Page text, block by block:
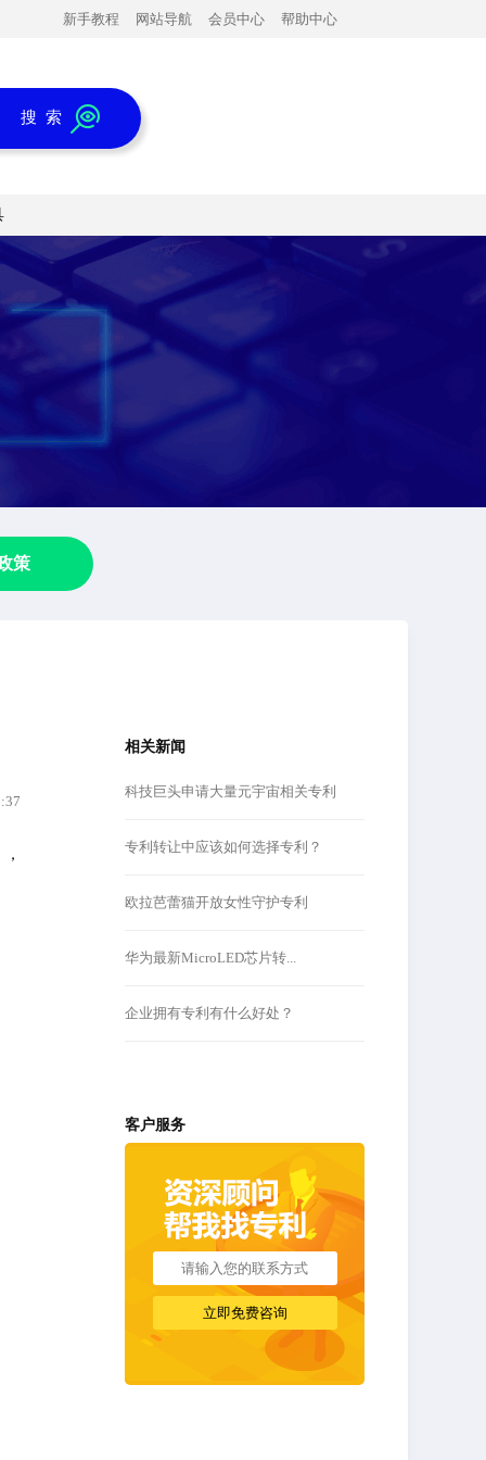
新手教程 网站导航 会员中心 帮助中心
搜 索
策
相关新闻
科技巨头申请大量元宇宙相关专利
专利转让中应该如何选择专利？
欧拉芭蕾猫开放女性守护专利
华为最新MicroLED芯片转...
企业拥有专利有什么好处？
客户服务